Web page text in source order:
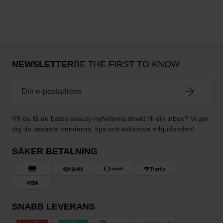
NEWSLETTERBE THE FIRST TO KNOW
Vill du få de bästa beauty-nyheterna direkt till din inbox? Vi ger
dig de senaste trenderna, tips och exklusiva erbjudanden!
SÄKER BETALNING
SNABB LEVERANS